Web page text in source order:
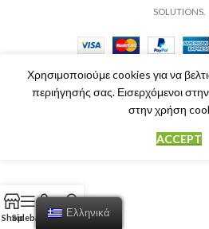
SOLUTIONS.
Χρησιμοποιούμε cookies για να
περιήγησής σας. Εισερχόμενοι
στην χρήση
ACCEPT
Ελληνικά
ShopSidebar Cart
My account